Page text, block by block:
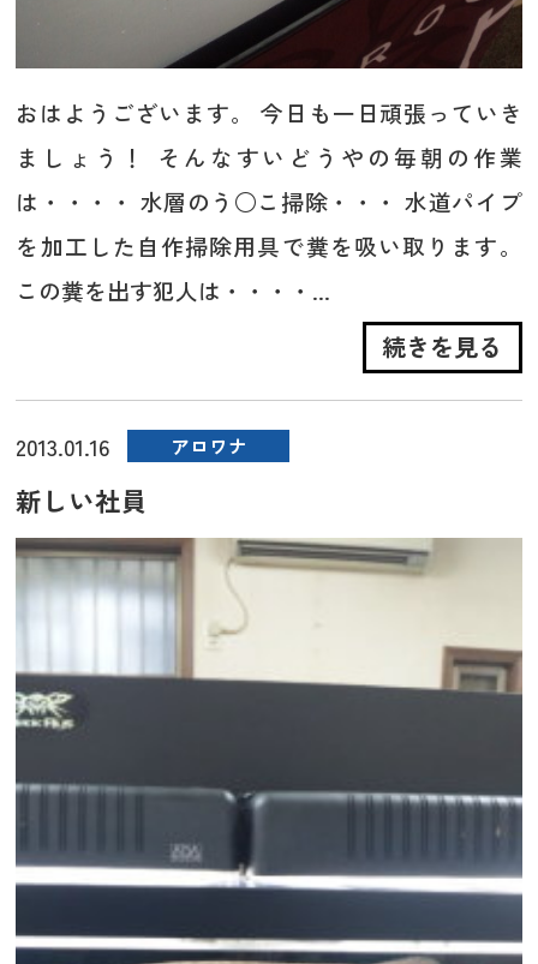
おはようございます。 今日も一日頑張っていき
ましょう！ そんなすいどうやの毎朝の作業
は・・・・ 水層のう○こ掃除・・・ 水道パイプ
を加工した自作掃除用具で糞を吸い取ります。
この糞を出す犯人は・・・・...
続きを見る
2013.01.16 アロワナ
新しい社員